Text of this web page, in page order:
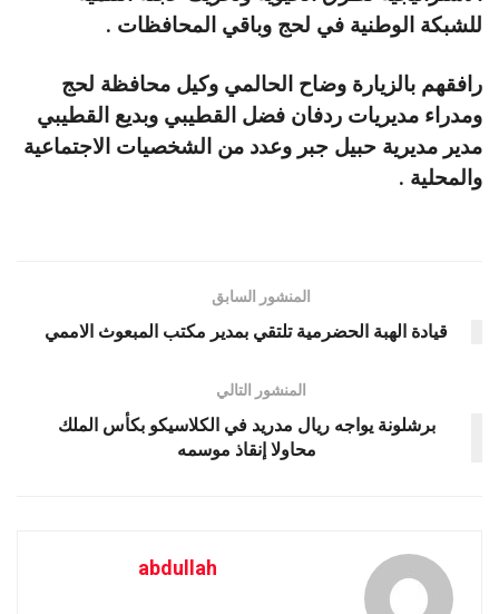
للشبكة الوطنية في لحج وباقي المحافظات .
رافقهم بالزيارة وضاح الحالمي وكيل محافظة لحج
ومدراء مديريات ردفان فضل القطيبي وبديع القطيبي
مدير مديرية حبيل جبر وعدد من الشخصيات الاجتماعية
والمحلية .
المنشور السابق
قيادة الهبة الحضرمية تلتقي بمدير مكتب المبعوث الاممي
المنشور التالي
برشلونة يواجه ريال مدريد في الكلاسيكو بكأس الملك
محاولا إنقاذ موسمه
abdullah